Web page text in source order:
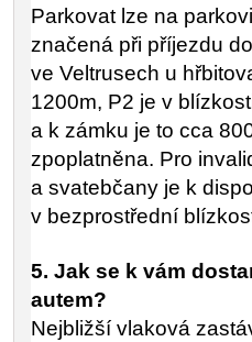
Parkovat lze na
značená při příjezdu
ve Veltrusech u
1200m, P2 je v
a k zámku je to cca
zpoplatněna. Pro
a svatebčany je k
v bezprostřední
5. Jak se k vám
autem?
Nejbližší vlaková